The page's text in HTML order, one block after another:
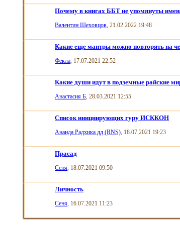
Почему в книгах ББТ не упомянуты
Валентин Шеховцов, 21.02.2022 19:48
Какие еще мантры можно повторять на
Фёкла, 17.07.2021 22:52
Какие души идут в подземные райские
Анастасия Б, 28.03.2021 12:55
Список инициирующих гуру ИСККОН
Ананда Радхика дд (RNS), 18.07.2021 19:23
Прасад
Сеня, 18.07.2021 09:50
Личность
Сеня, 16.07.2021 11:23